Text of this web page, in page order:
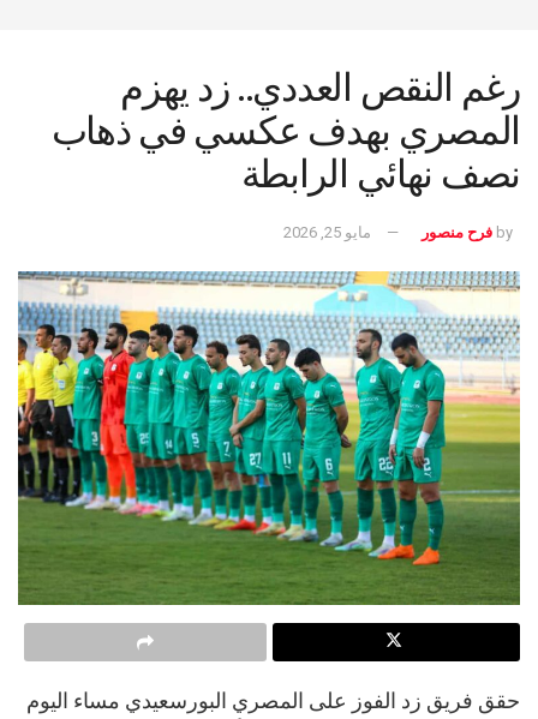
رغم النقص العددي.. زد يهزم
المصري بهدف عكسي في ذهاب
نصف نهائي الرابطة
by فرح منصور مايو 25, 2026
حقق فريق زد الفوز على المصري البورسعيدي مساء اليوم